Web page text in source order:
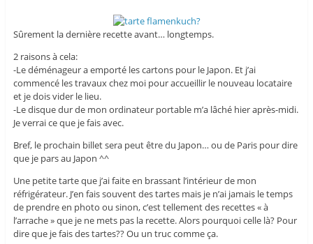
Sûrement la dernière recette avant… longtemps.
2 raisons à cela:
-Le déménageur a emporté les cartons pour le Japon. Et j’ai
commencé les travaux chez moi pour accueillir le nouveau locataire
et je dois vider le lieu.
-Le disque dur de mon ordinateur portable m’a lâché hier après-midi.
Je verrai ce que je fais avec.
Bref, le prochain billet sera peut être du Japon… ou de Paris pour dire
que je pars au Japon ^^
Une petite tarte que j’ai faite en brassant l’intérieur de mon
réfrigérateur. J’en fais souvent des tartes mais je n’ai jamais le temps
de prendre en photo ou sinon, c’est tellement des recettes « à
l’arrache » que je ne mets pas la recette. Alors pourquoi celle là? Pour
dire que je fais des tartes?? Ou un truc comme ça.